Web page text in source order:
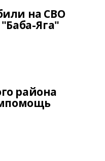
на СВО
Яга"
района